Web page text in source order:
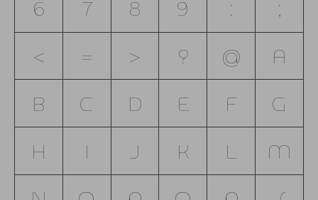
6
7 8 9 :
;
<
= > ? @
A
B
C D E F
G
H
I J K L
M